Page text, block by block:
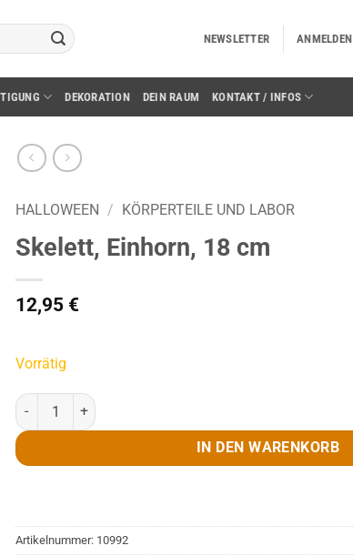
NEWSLETTER ANMELDEN
DEKORATION DEIN RAUM KONTAKT / INFOS
HALLOWEEN / KÖRPERTEILE UND LABOR
Skelett, Einhorn, 18 cm
12,95 €
Vorrätig
Skelett, Einhorn, 18 cm Menge
IN DEN WARENKORB
Artikelnummer: 10992